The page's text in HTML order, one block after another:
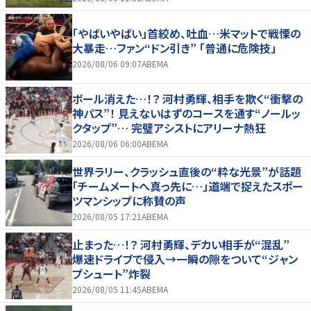
「やばいやばい」首絞め、吐血…米マットで戦慄の
大暴走…ファン“ドン引き” 「普通に危険技」
2026/08/06 09:07ABEMA
ボール消えた…！？ 河村勇輝、相手を欺く“衝撃の
神パス”！ 見えないはずのコースを通す“ノールッ
クタップ”… 完璧アシストにアリーナ熱狂
2026/08/06 06:00ABEMA
世界ラリー、クラッシュ直後の“粋な光景”が話題
「チームメートへ真っ先に…」道端で捉えたスポー
ツマンシップに称賛の声
2026/08/05 17:21ABEMA
止まった…！？ 河村勇輝、デカい相手が“混乱”
爆速ドライブで侵入→一瞬の隙をついて“ジャン
プシュート”炸裂
2026/08/05 11:45ABEMA